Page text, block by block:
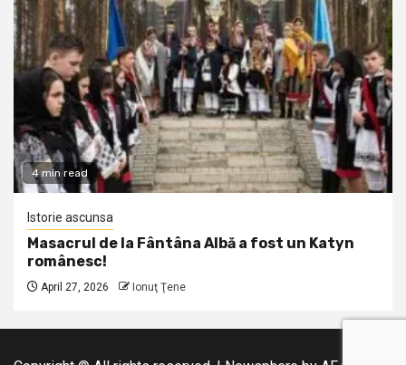
4 min read
Istorie ascunsa
Masacrul de la Fântâna Albă a fost un Katyn
românesc!
April 27, 2026 Ionuţ Ţene